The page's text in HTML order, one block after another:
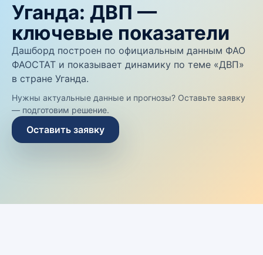
Уганда: ДВП —
ключевые показатели
Дашборд построен по официальным данным ФАО
ФАОСТАТ и показывает динамику по теме «ДВП»
в стране Уганда.
Нужны актуальные данные и прогнозы? Оставьте заявку
— подготовим решение.
Оставить заявку